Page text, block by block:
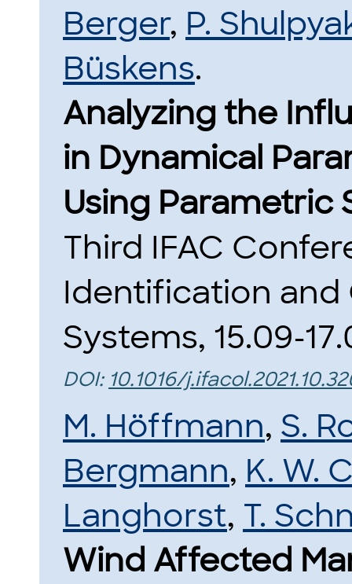
Berger, P.
Büskens.
Analyzing the
in Dynamical
Using Parametric
Third IFAC
Identification
Systems, 15.09-
DOI: 10.1016/
M. Höffmann, S.
Bergmann, K. W.
Langhorst, T.
Wind Affected